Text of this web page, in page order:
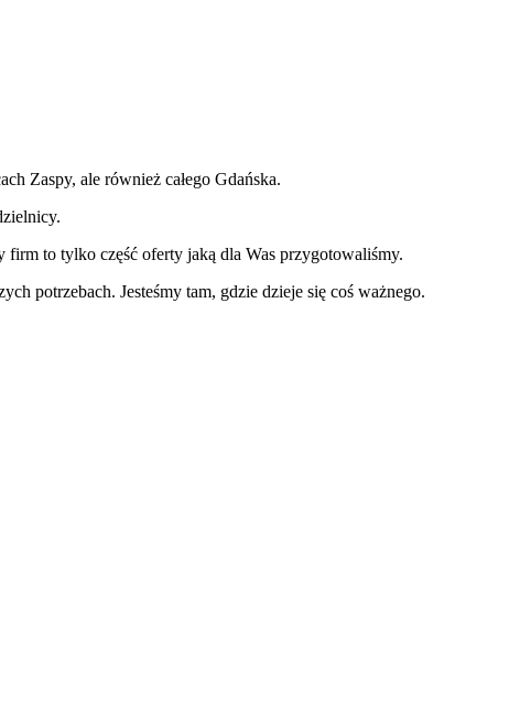
Zaspy, ale również całego Gdańska.
firm to tylko część oferty jaką dla Was przygotowaliśmy.
potrzebach. Jesteśmy tam, gdzie dzieje się coś ważnego.